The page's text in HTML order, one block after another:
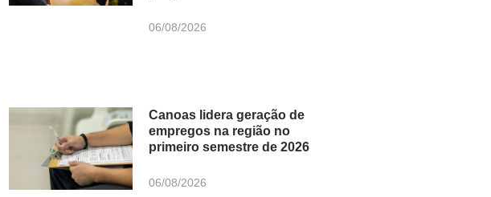
06/08/2026
Canoas lidera geração de
empregos na região no
primeiro semestre de 2026
06/08/2026